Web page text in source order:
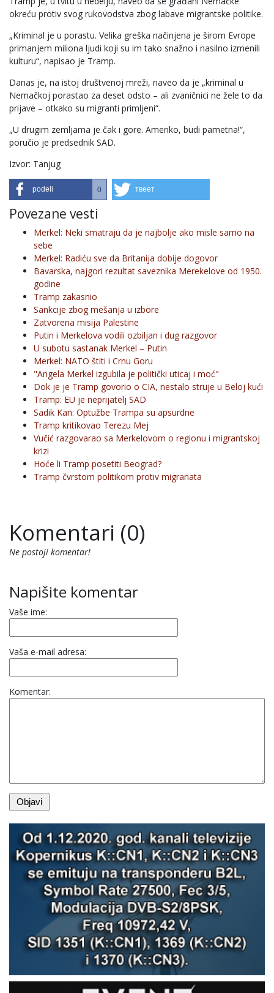
okreću protiv svog rukovodstva zbog labave migrantske politike.
„Kriminal je u porastu. Velika greška načinjena je širom Evrope
primanjem miliona ljudi koji su im tako snažno i nasilno izmenili
kulturu“, napisao je Tramp.
Danas je, na istoj društvenoj mreži, naveo da je „kriminal u
Nemačkoj porastao za deset odsto – ali zvaničnici ne žele to da
prijave – otkako su migranti primljeni“.
„U drugim zemljama je čak i gore. Ameriko, budi pametna!“,
poručio je predsednik SAD.
Izvor: Tanjug
podeli 0 твеет
Povezane vesti
Merkel: Neki smatraju da je najbolje ako misle samo na
sebe
Merkel: Radiću sve da Britanija dobije dogovor
Bavarska, najgori rezultat saveznika Merekelove od 1950.
godine
Tramp zakasnio
Sankcije zbog mešanja u izbore
Zatvorena misija Palestine
Putin i Merkelova vodili ozbiljan i dug razgovor
U subotu sastanak Merkel – Putin
Merkel: NATO štiti i Crnu Goru
"Angela Merkel izgubila je politički uticaj i moć"
Dok je je Tramp govorio o CIA, nestalo struje u Beloj kući
Tramp: EU je neprijatelj SAD
Sadik Kan: Optužbe Trampa su apsurdne
Tramp kritikovao Terezu Mej
Vučić razgovarao sa Merkelovom o regionu i migrantskoj
krizi
Hoće li Tramp posetiti Beograd?
Tramp čvrstom politikom protiv migranata
Komentari (0)
Ne postoji komentar!
Napišite komentar
Vaše ime:
Vaša e-mail adresa:
Komentar: